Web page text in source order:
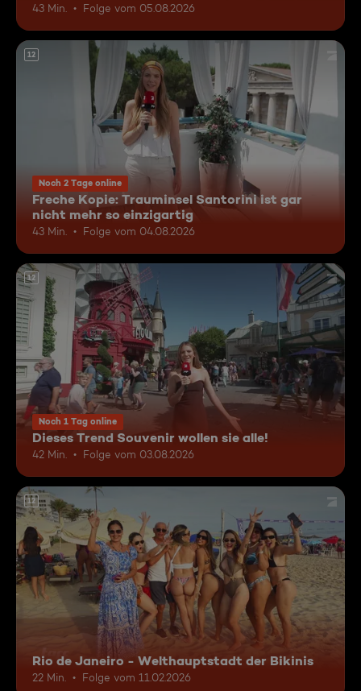
43 Min. Folge vom 05.08.2026
12
Noch 2 Tage online
Freche Kopie: Trauminsel Santorini ist gar
nicht mehr so einzigartig
43 Min. Folge vom 04.08.2026
12
Noch 1 Tag online
Dieses Trend Souvenir wollen sie alle!
42 Min. Folge vom 03.08.2026
12
Rio de Janeiro - Welthauptstadt der Bikinis
22 Min. Folge vom 11.02.2026